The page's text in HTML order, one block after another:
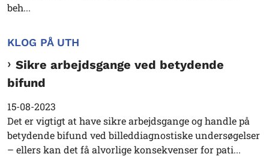
beh...
KLOG PÅ UTH
Sikre arbejdsgange ved betydende
bifund
15-08-2023
Det er vigtigt at have sikre arbejdsgange og handle på
betydende bifund ved billeddiagnostiske undersøgelser
– ellers kan det få alvorlige konsekvenser for pati...